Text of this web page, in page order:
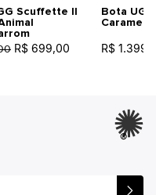
Scuffette II
R$ 699,00
Bota
Caramelo
R$
®